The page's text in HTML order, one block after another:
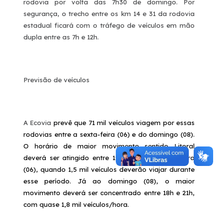
rodovia por volta das 7h30 de domingo. Por
segurança, o trecho entre os km 14 e 31 da rodovia
estadual ficará com o tráfego de veículos em mão
dupla entre as 7h e 12h.
Previsão de veículos
A Ecovia prevê que 71 mil veículos viagem por essas
rodovias entre a sexta-feira (06) e do domingo (08).
O horário de maior movimento sentido Litoral
deverá ser atingido entre 19h e 20h da sexta-feira
(06), quando 1,5 mil veículos deverão viajar durante
esse período. Já ao domingo (08), o maior
movimento deverá ser concentrado entre 18h e 21h,
com quase 1,8 mil veículos/hora.